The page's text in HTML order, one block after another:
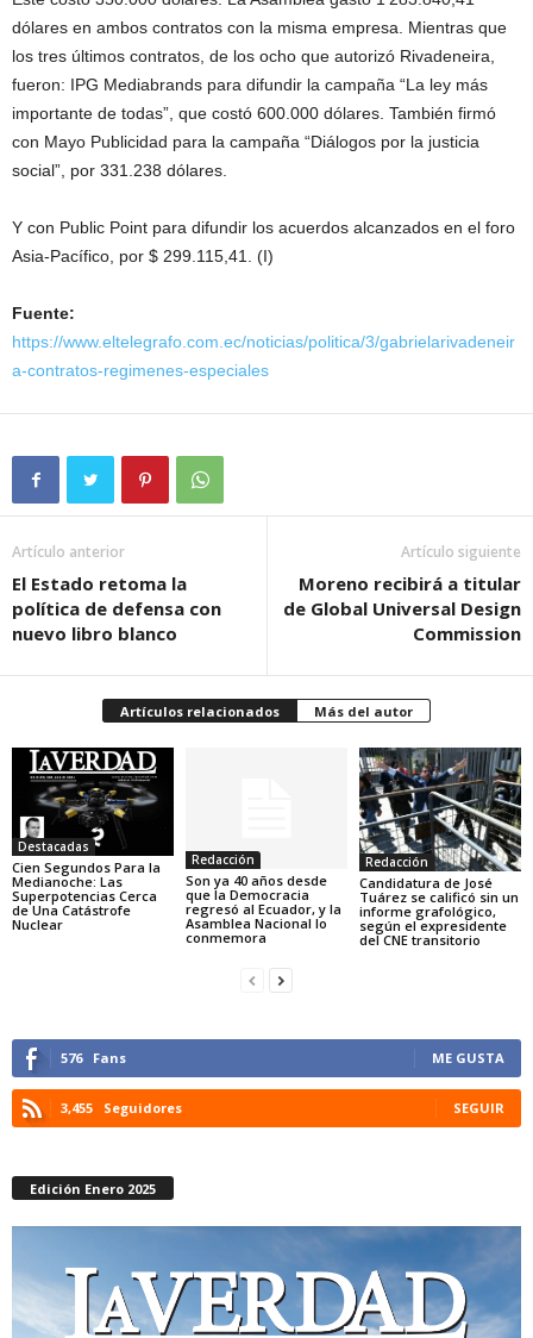
dólares en ambos contratos con la misma empresa. Mientras que
los tres últimos contratos, de los ocho que autorizó Rivadeneira,
fueron: IPG Mediabrands para difundir la campaña “La ley más
importante de todas”, que costó 600.000 dólares. También firmó
con Mayo Publicidad para la campaña “Diálogos por la justicia
social”, por 331.238 dólares.
Y con Public Point para difundir los acuerdos alcanzados en el foro
Asia-Pacífico, por $ 299.115,41. (I)
Fuente:
https://www.eltelegrafo.com.ec/noticias/politica/3/gabrielarivadeneir
a-contratos-regimenes-especiales
Artículo anterior
El Estado retoma la
política de defensa con
nuevo libro blanco
Artículo siguiente
Moreno recibirá a titular
de Global Universal Design
Commission
Artículos relacionados Más del autor
Destacadas
Cien Segundos Para la
Medianoche: Las
Superpotencias Cerca
de Una Catástrofe
Nuclear
Redacción
Son ya 40 años desde
que la Democracia
regresó al Ecuador, y la
Asamblea Nacional lo
conmemora
Redacción
Candidatura de José
Tuárez se calificó sin un
informe grafológico,
según el expresidente
del CNE transitorio
576 Fans ME GUSTA
3,455 Seguidores SEGUIR
Edición Enero 2025